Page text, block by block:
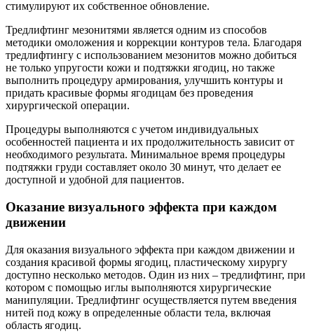
стимулируют их собственное обновление.
Тредлифтинг мезонитями является одним из способов
методики омоложения и коррекции контуров тела. Благодаря
тредлифтингу с использованием мезонитов можно добиться
не только упругости кожи и подтяжки ягодиц, но также
выполнить процедуру армирования, улучшить контуры и
придать красивые формы ягодицам без проведения
хирургической операции.
Процедуры выполняются с учетом индивидуальных
особенностей пациента и их продолжительность зависит от
необходимого результата. Минимальное время процедуры
подтяжки груди составляет около 30 минут, что делает ее
доступной и удобной для пациентов.
Оказание визуального эффекта при каждом
движении
Для оказания визуального эффекта при каждом движении и
создания красивой формы ягодиц, пластическому хирургу
доступно несколько методов. Один из них – тредлифтинг, при
котором с помощью иглы выполняются хирургические
манипуляции. Тредлифтинг осуществляется путем введения
нитей под кожу в определенные области тела, включая
область ягодиц.